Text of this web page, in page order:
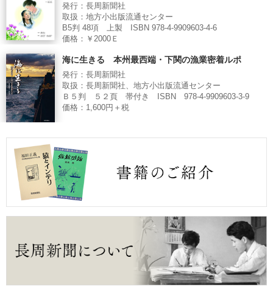
発行：長周新聞社
取扱：地方小出版流通センター
B5判 48項 上製 ISBN 978-4-9909603-4-6
価格：￥2000Ｅ
海に生きる 本州最西端・下関の漁業密着ルポ
発行：長周新聞社
取扱：長周新聞社、地方小出版流通センター
Ｂ５判 ５２頁 帯付き ISBN 978-4-9909603-3-9
価格：1,600円＋税